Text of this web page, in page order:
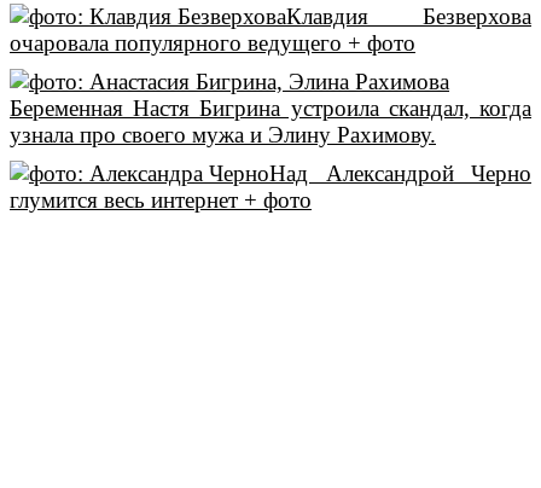
Клавдия Безверхова
очаровала популярного ведущего + фото
Беременная Настя Бигрина устроила скандал, когда
узнала про своего мужа и Элину Рахимову.
Над Александрой Черно
глумится весь интернет + фото